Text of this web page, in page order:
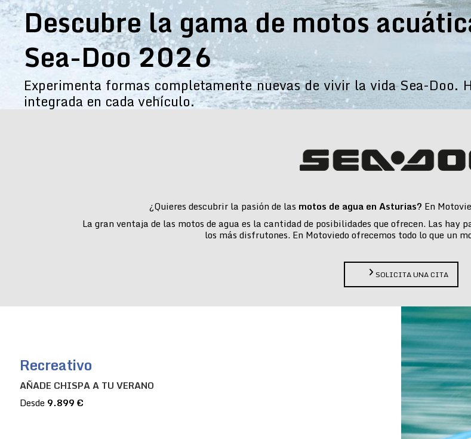
Descubre la gama de motos
Sea-Doo 2026
Experimenta formas completamente nuevas de vivir la vida Sea-Doo.
integrada en cada vehículo.
¿Quieres descubrir la pasión de las motos de agua en Asturias? En
La gran ventaja de las motos de agua es la cantidad de posibilidades que ofrecen. Las
los más disfrutones. En Motoviedo ofrecemos todo lo que un
SOLICITA UNA CITA
Recreativo
AÑADE CHISPA A TU VERANO
Desde 9.899 €